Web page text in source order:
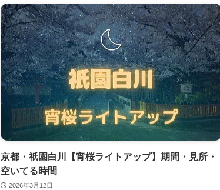
京都・祇園白川【宵桜ライトアップ】期間・見所・
空いてる時間
2026年3月12日